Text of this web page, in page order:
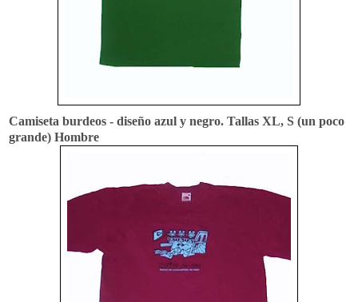
Camiseta burdeos - diseño azul y negro. Tallas XL, S (un poco
grande) Hombre